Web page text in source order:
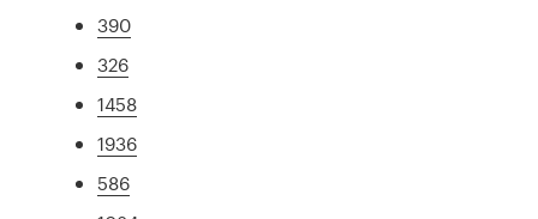
390
326
1458
1936
586